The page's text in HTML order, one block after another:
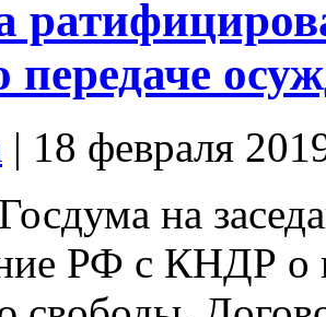
| 18 февраля
на
РФ с КНДР о